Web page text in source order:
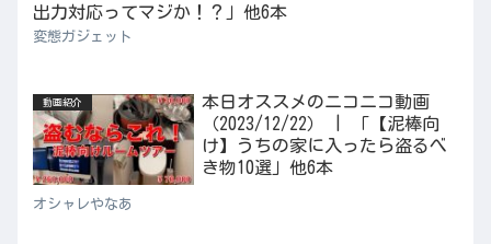
出力対応ってマジか！？」他6本
変態ガジェット
動画紹介
本日オススメのニコニコ動画
（2023/12/22） | 「【泥棒向
け】うちの家に入ったら盗るべ
き物10選」他6本
オシャレやなあ